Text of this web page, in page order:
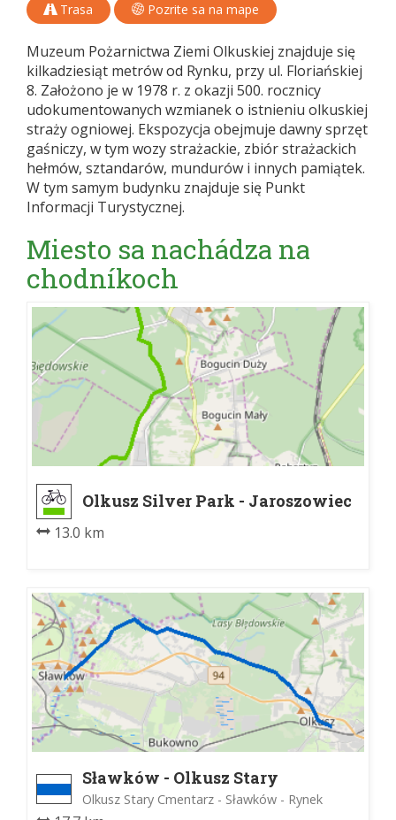
Trasa Pozrite sa na mape
Muzeum Pożarnictwa Ziemi Olkuskiej znajduje się
kilkadziesiąt metrów od Rynku, przy ul. Floriańskiej
8. Założono je w 1978 r. z okazji 500. rocznicy
udokumentowanych wzmianek o istnieniu olkuskiej
straży ogniowej. Ekspozycja obejmuje dawny sprzęt
gaśniczy, w tym wozy strażackie, zbiór strażackich
hełmów, sztandarów, mundurów i innych pamiątek.
W tym samym budynku znajduje się Punkt
Informacji Turystycznej.
Miesto sa nachádza na
chodníkoch
Olkusz Silver Park - Jaroszowiec
13.0 km
Sławków - Olkusz Stary
Cmentarz
Olkusz Stary Cmentarz - Sławków - Rynek